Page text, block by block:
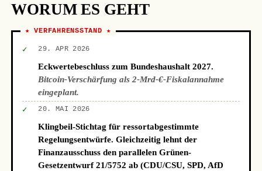
WORUM ES GEHT
★ VERFAHRENSSTAND ★
✓ 29. APR 2026
Eckwertebeschluss zum Bundeshaushalt 2027.
Bitcoin-Verschärfung als 2-Mrd-€-Fiskalannahme
eingeplant.
✓ 20. MAI 2026
Klingbeil-Stichtag für ressortabgestimmte
Regelungsentwürfe. Gleichzeitig lehnt der
Finanzausschuss den parallelen Grünen-
Gesetzentwurf 21/5752 ab (CDU/CSU, SPD, AfD